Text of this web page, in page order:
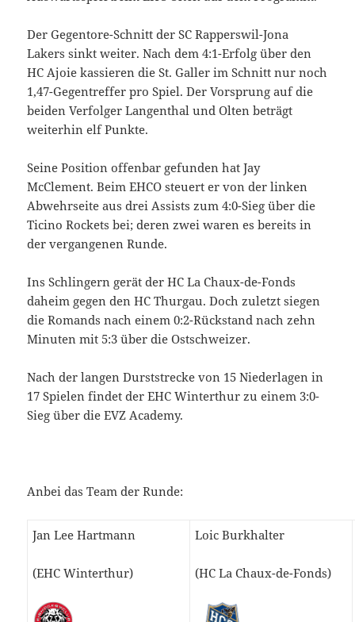
Der Gegentore-Schnitt der SC Rapperswil-Jona
Lakers sinkt weiter. Nach dem 4:1-Erfolg über den
HC Ajoie kassieren die St. Galler im Schnitt nur noch
1,47-Gegentreffer pro Spiel. Der Vorsprung auf die
beiden Verfolger Langenthal und Olten beträgt
weiterhin elf Punkte.
Seine Position offenbar gefunden hat Jay
McClement. Beim EHCO steuert er von der linken
Abwehrseite aus drei Assists zum 4:0-Sieg über die
Ticino Rockets bei; deren zwei waren es bereits in
der vergangenen Runde.
Ins Schlingern gerät der HC La Chaux-de-Fonds
daheim gegen den HC Thurgau. Doch zuletzt siegen
die Romands nach einem 0:2-Rückstand nach zehn
Minuten mit 5:3 über die Ostschweizer.
Nach der langen Durststrecke von 15 Niederlagen in
17 Spielen findet der EHC Winterthur zu einem 3:0-
Sieg über die EVZ Academy.
Anbei das Team der Runde:
Jan Lee Hartmann
(EHC Winterthur)
Loic Burkhalter
(HC La Chaux-de-Fonds)